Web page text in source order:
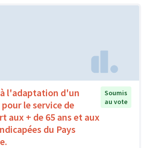
l'adaptation d'un
le service de
aux + de 65 ans et aux
du Pays
Soumis
au vote